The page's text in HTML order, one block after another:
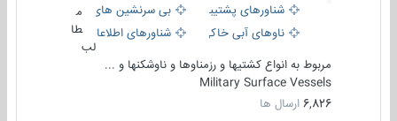
شناورهای پشتیبانی
بی سرنشین های دریایی
ناوهای آبی خاکی و نیروبرشناورهای اطلاعاتی و جاسوسی
طا
لب
مربوط به انواع کشتیها و رزمناوها و ناوشکنها و ...
Military Surface Vessels
6,826 ارسال ها